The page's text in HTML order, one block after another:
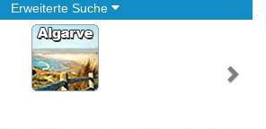
Erweiterte Suche